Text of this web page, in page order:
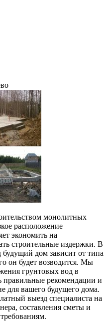
монолитных
расположение
экономить на
строительные издержки. В
дом зависит от типа
он будет возводится. Мы
грунтовых вод в
правильные рекомендации и
для вашего будущего дома.
выезд специалиста на
составления сметы и